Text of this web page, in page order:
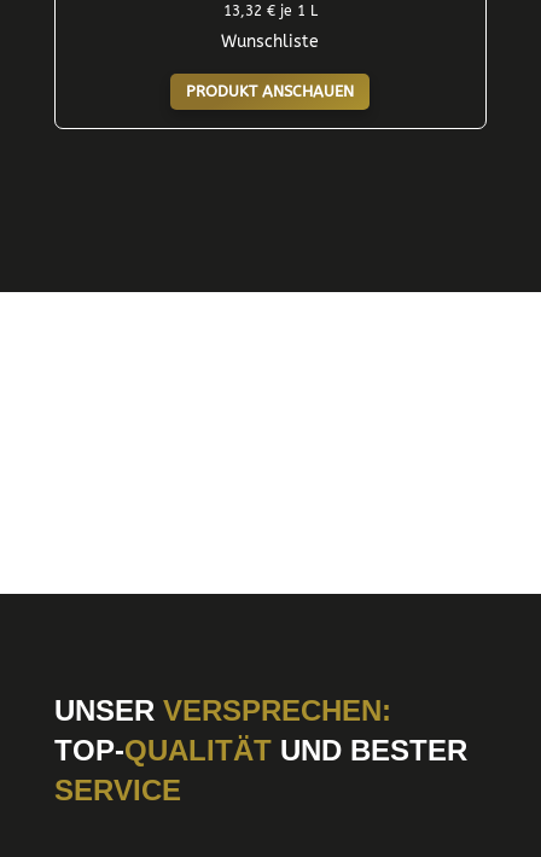
13,32 €je 1 L
Wunschliste
PRODUKT ANSCHAUEN
UNSER VERSPRECHEN:
TOP-QUALITÄTUND BESTER
SERVICE